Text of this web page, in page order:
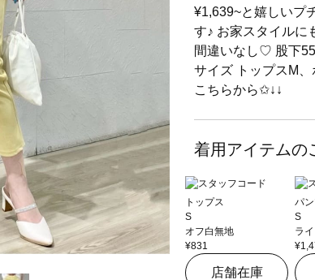
¥1,639~と嬉しいプ
す♪ お家スタイルに
間違いなし♡ 股下
サイズ トップスM
こちらから✩︎↓↓
着用アイテムの
トップス
S
オフ白無地
¥831
店舗在庫
パ
S
ラ